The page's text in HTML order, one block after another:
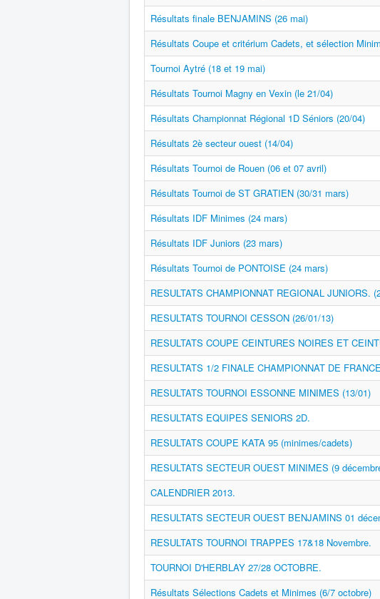
Résultats finale BENJAMINS (26 mai)
Résultats Coupe et critérium Cadets, et sélection
Tournoi Aytré (18 et 19 mai)
Résultats Tournoi Magny en Vexin (le 21/04)
Résultats Championnat Régional 1D Séniors (20/04)
Résultats 2è secteur ouest (14/04)
Résultats Tournoi de Rouen (06 et 07 avril)
Résultats Tournoi de ST GRATIEN (30/31 mars)
Résultats IDF Minimes (24 mars)
Résultats IDF Juniors (23 mars)
Résultats Tournoi de PONTOISE (24 mars)
RESULTATS CHAMPIONNAT REGIONAL JUNIORS.
RESULTATS TOURNOI CESSON (26/01/13)
RESULTATS COUPE CEINTURES NOIRES ET
RESULTATS 1/2 FINALE CHAMPIONNAT DE
RESULTATS TOURNOI ESSONNE MINIMES (13/01)
RESULTATS EQUIPES SENIORS 2D.
RESULTATS COUPE KATA 95 (minimes/cadets)
RESULTATS SECTEUR OUEST MINIMES (9
CALENDRIER 2013.
RESULTATS SECTEUR OUEST BENJAMINS 01
RESULTATS TOURNOI TRAPPES 17&18 Novembre.
TOURNOI D'HERBLAY 27/28 OCTOBRE.
Résultats Sélections Cadets et Minimes (6/7 octobre)